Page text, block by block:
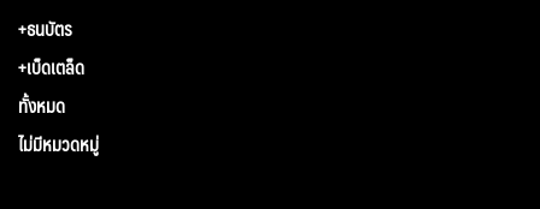
+ธนบัตร
+เบ็ดเตล็ด
ทั้งหมด
ไม่มีหมวดหมู่